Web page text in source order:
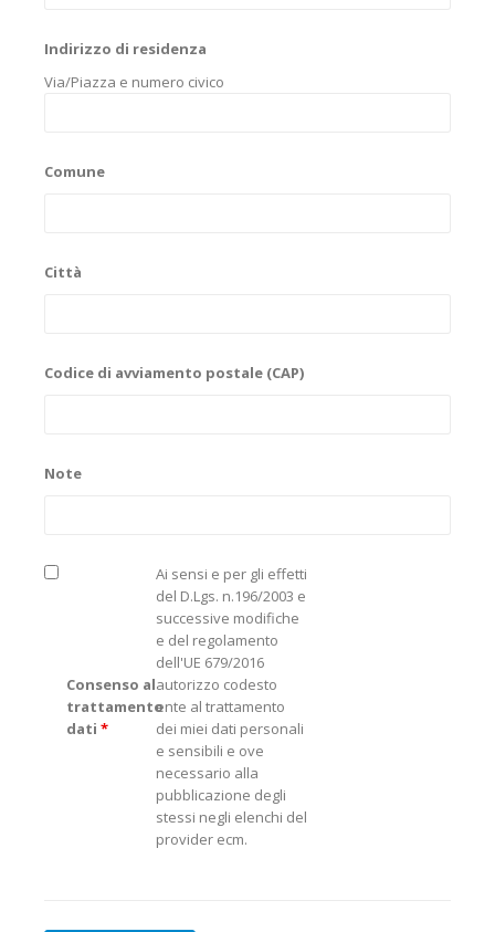
Indirizzo di residenza
Via/Piazza e numero civico
Comune
Città
Codice di avviamento postale (CAP)
Note
Consenso al
trattamento
dati*
Ai sensi e per gli effetti
del D.Lgs. n.196/2003 e
successive modifiche
e del regolamento
dell'UE 679/2016
autorizzo codesto
ente al trattamento
dei miei dati personali
e sensibili e ove
necessario alla
pubblicazione degli
stessi negli elenchi del
provider ecm.